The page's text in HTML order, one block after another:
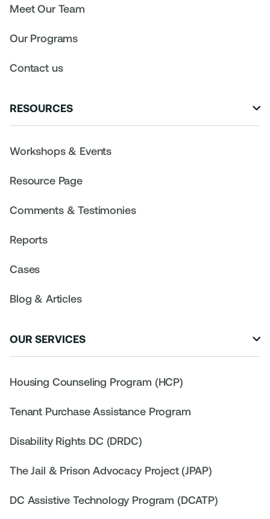
Meet Our Team
Our Programs
Contact us
RESOURCES 
Workshops & Events
Resource Page
Comments & Testimonies
Reports
Cases
Blog & Articles
OUR SERVICES 
Housing Counseling Program (HCP)
Tenant Purchase Assistance Program
Disability Rights DC (DRDC)
The Jail & Prison Advocacy Project (JPAP)
DC Assistive Technology Program (DCATP)